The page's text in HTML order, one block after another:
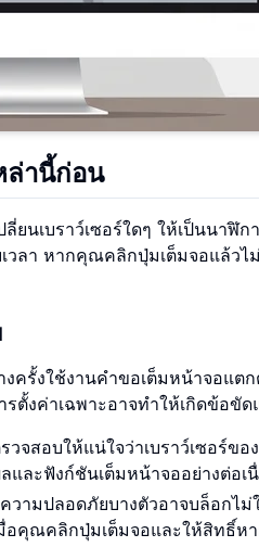
ล่านี้ก่อน
นเบราว์เซอร์ใดๆ ให้เป็นนาฬิ
ลา หากคุณคลิกปุ่มเต็มจอแล้วไ
งครั้งใช้งานคำขอเต็มหน้าจอแต
ตั้งค่าเฉพาะอาจทำให้เกิดข้อขัด
จสอบให้แน่ใจว่าเบราว์เซอร์ข
ละฟังก์ชันเต็มหน้าจออย่างต่อเ
วามปลอดภัยบางตัวอาจบล็อกไม่
คุณคลิกปุ่มเต็มจอและให้สิทธิ์ห